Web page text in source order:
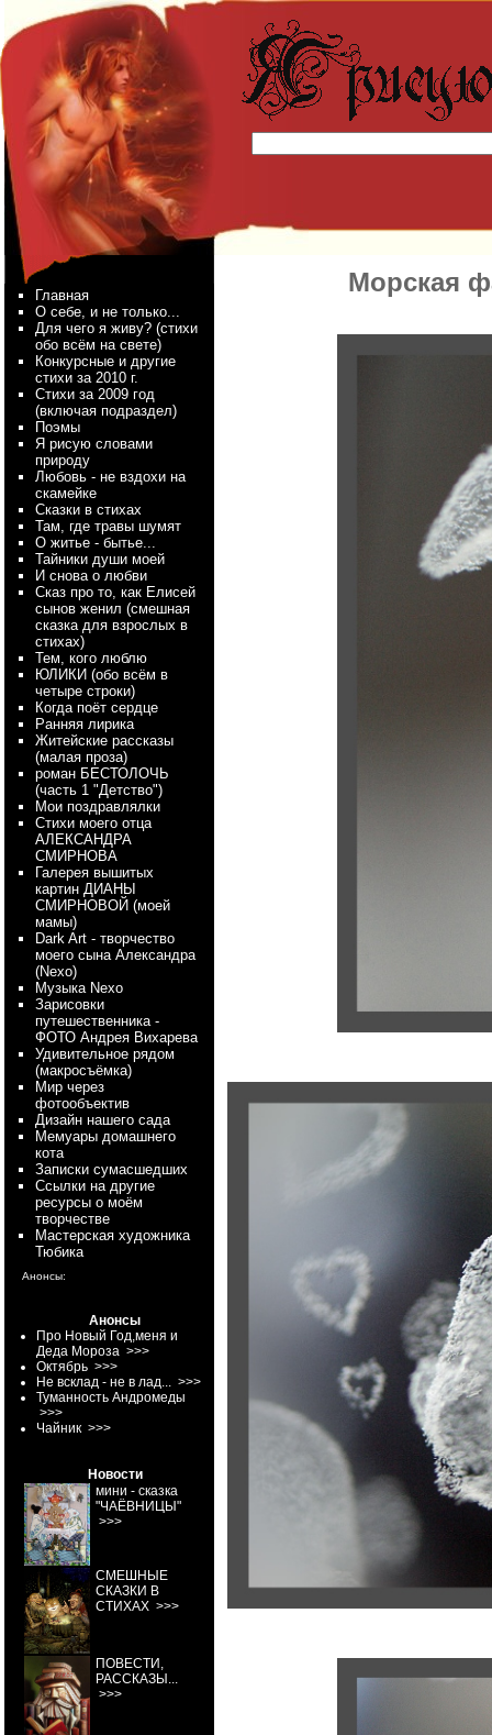
Главная
О себе, и не только...
Для чего я живу? (стихи
обо всём на свете)
Конкурсные и другие
стихи за 2010 г.
Стихи за 2009 год
(включая подраздел)
Поэмы
Я рисую словами
природу
Любовь - не вздохи на
скамейке
Сказки в стихах
Там, где травы шумят
О житье - бытье...
Тайники души моей
И снова о любви
Сказ про то, как Елисей
сынов женил (смешная
сказка для взрослых в
стихах)
Тем, кого люблю
ЮЛИКИ (обо всём в
четыре строки)
Когда поёт сердце
Ранняя лирика
Житейские рассказы
(малая проза)
роман БЕСТОЛОЧЬ
(часть 1 "Детство")
Мои поздравлялки
Стихи моего отца
АЛЕКСАНДРА
СМИРНОВА
Галерея вышитых
картин ДИАНЫ
СМИРНОВОЙ (моей
мамы)
Dark Art - творчество
моего сына Александра
(Nexo)
Myзыка Nexo
Зарисовки
путешественника -
ФОТО Андрея Вихарева
Удивительное рядом
(макросъёмка)
Мир через
фотообъектив
Дизайн нашего сада
Мемуары домашнего
кота
Записки сумасшедших
Ссылки на другие
ресурсы о моём
творчестве
Мастерская художника
Тюбика
Анонсы:
Анонсы
Про Новый Год,меня и
Деда Мороза >>>
Октябрь >>>
Не всклад - не в лад... >>>
Туманность Андромеды
>>>
Чайник >>>
Новости
мини - сказка
"ЧАЁВНИЦЫ"
>>>
СМЕШНЫЕ
СКАЗКИ В
СТИХАХ >>>
ПОВЕСТИ,
РАССКАЗЫ...
>>>
Морская